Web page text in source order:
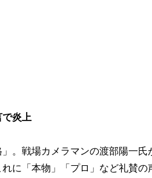
炎上
。戦場カメラマンの渡部陽一
に「本物」「プロ」など礼賛の